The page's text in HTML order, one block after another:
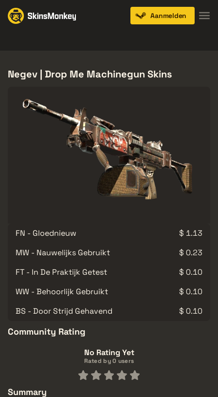
Aanmelden
Negev | Drop Me Machinegun Skins
FN - Gloednieuw
$ 1.13
MW - Nauwelijks Gebruikt
$ 0.23
FT - In De Praktijk Getest
$ 0.10
WW - Behoorlijk Gebruikt
$ 0.10
BS - Door Strijd Gehavend
$ 0.10
Community Rating
No Rating Yet
Rated by 0 users
Summary